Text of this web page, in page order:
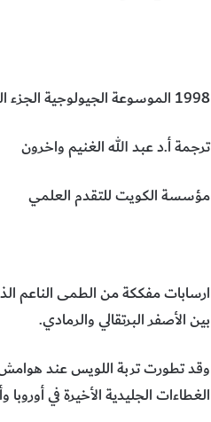
1998 الموسوعة الجيولوجية الجزء الخامس
ترجمة أ.د عبد الله الغنيم واخرون
مؤسسة الكويت للتقدم العلمي
ارسابات مفككة من الطمى الناعم
بين الأصفر البرتقالي والرمادي.
وقد تطورت تربة اللويس عند
الغطاءات الجليدية الأخيرة في أوروبا